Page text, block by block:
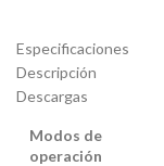
Especificaciones
Descripción
Descargas
Modos de
operación